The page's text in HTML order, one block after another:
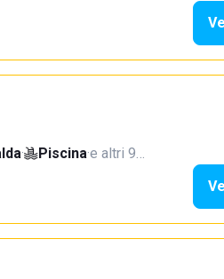
· Piscina·e altri 9…